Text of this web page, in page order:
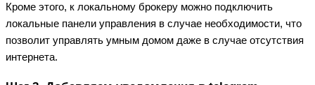
Кроме этого, к локальному брокеру можно подключить
локальные панели управления в случае необходимости, что
позволит управлять умным домом даже в случае отсутствия
интернета.